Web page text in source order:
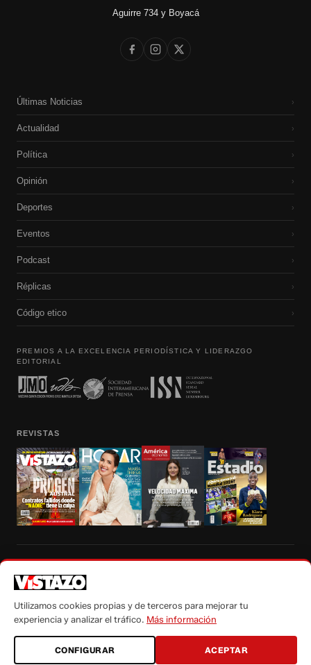
Aguirre 734 y Boyacá
Últimas Noticias ›
Actualidad ›
Política ›
Opinión ›
Deportes ›
Eventos ›
Podcast ›
Réplicas ›
Código etico ›
PREMIOS A LA EXCELENCIA PERIODÍSTICA Y LIDERAZGO
EDITORIAL
REVISTAS
autorización escrita de su titular, de todos los contenidos de Vistazo.com.
Utilizamos cookies propias y de terceros para mejorar tu
experiencia y analizar el tráfico. Más información
CONFIGURAR ACEPTAR